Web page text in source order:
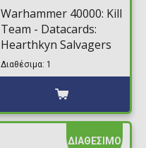
Warhammer 40000: Kill
Team - Datacards:
Hearthkyn Salvagers
Διαθέσιμα: 1
ΔΙΑΘΕΣΙΜΟ